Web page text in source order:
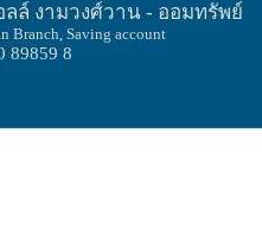
ล์ งามวงศ์วาน - ออมทรัพย์
Branch, Saving account
89859 8